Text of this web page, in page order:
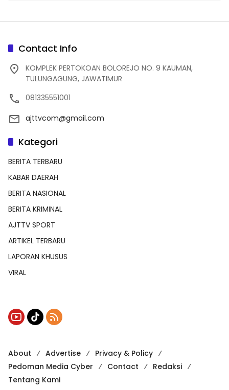
Contact Info
KOMPLEK PERTOKOAN BOLOREJO NO. 9 KAUMAN,
TULUNGAGUNG, JAWATIMUR
081335551001
ajttvcom@gmail.com
Kategori
BERITA TERBARU
KABAR DAERAH
BERITA NASIONAL
BERITA KRIMINAL
AJTTV SPORT
ARTIKEL TERBARU
LAPORAN KHUSUS
VIRAL
About Advertise
Privacy & Policy
Pedoman Media Cyber
Contact
Redaksi
Tentang Kami